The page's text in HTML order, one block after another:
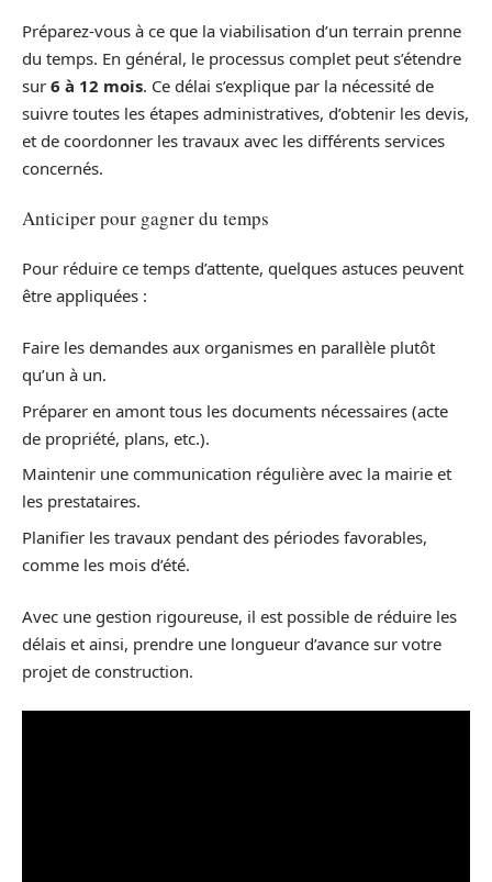
Préparez-vous à ce que la viabilisation d’un terrain prenne
du temps. En général, le processus complet peut s’étendre
sur 6 à 12 mois. Ce délai s’explique par la nécessité de
suivre toutes les étapes administratives, d’obtenir les devis,
et de coordonner les travaux avec les différents services
concernés.
Anticiper pour gagner du temps
Pour réduire ce temps d’attente, quelques astuces peuvent
être appliquées :
Faire les demandes aux organismes en parallèle plutôt
qu’un à un.
Préparer en amont tous les documents nécessaires (acte
de propriété, plans, etc.).
Maintenir une communication régulière avec la mairie et
les prestataires.
Planifier les travaux pendant des périodes favorables,
comme les mois d’été.
Avec une gestion rigoureuse, il est possible de réduire les
délais et ainsi, prendre une longueur d’avance sur votre
projet de construction.